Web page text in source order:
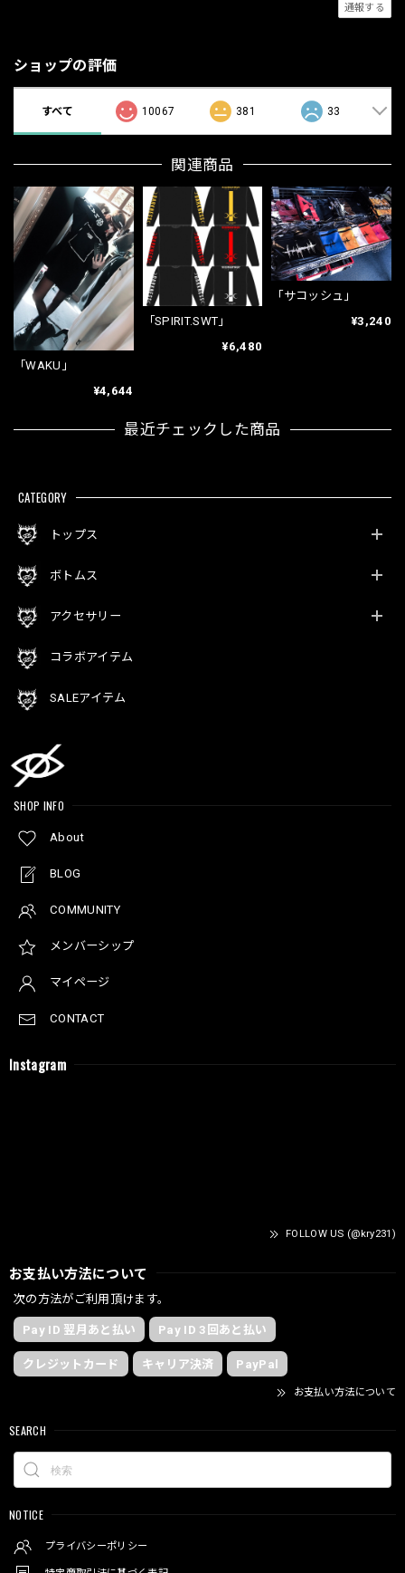
通報する
ショップの評価
すべて 10067 381 33
関連商品
「WAKU」
¥4,644
「SPIRIT.SWT」
¥6,480
「サコッシュ」
¥3,240
最近チェックした商品
CATEGORY
トップス
ボトムス
アクセサリー
コラボアイテム
SALEアイテム
SHOP INFO
About
BLOG
COMMUNITY
メンバーシップ
マイページ
CONTACT
Instagram
FOLLOW US (@kry231)
お支払い方法について
次の方法がご利用頂けます。
Pay ID 翌月あと払い Pay ID 3回あと払い
クレジットカード キャリア決済 PayPal
お支払い方法について
SEARCH
NOTICE
プライバシーポリシー